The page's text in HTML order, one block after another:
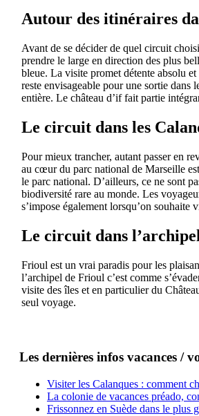
Autour des itinéraires
Avant de se décider de quel circuit
prendre le large en direction des plus
bleue. La visite promet détente absolu
reste envisageable pour une sortie dans
entière. Le château d’if fait partie
Le circuit dans les
Pour mieux trancher, autant passer en
au cœur du parc national de Marseille
le parc national. D’ailleurs, ce ne sont
biodiversité rare au monde. Les
s’impose également lorsqu’on
Le circuit dans
Frioul est un vrai paradis pour les
l’archipel de Frioul c’est comme
visite des îles et en particulier du
seul voyage.
Les dernières infos vacances /
Visiter les Calanques : comment
La colonie de vacances préado,
Frissonnez en Suède dans le plus